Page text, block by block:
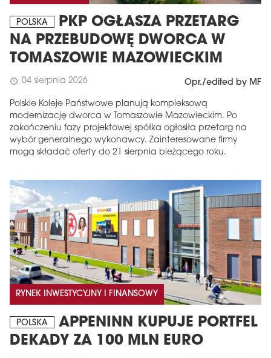
POLSKA
PKP OGŁASZA PRZETARG
NA PRZEBUDOWĘ DWORCA W
TOMASZOWIE MAZOWIECKIM
schedule 04 sierpnia 2026 Opr./edited by MF
Polskie Koleje Państwowe planują kompleksową
modernizację dworca w Tomaszowie Mazowieckim. Po
zakończeniu fazy projektowej spółka ogłosiła przetarg na
wybór generalnego wykonawcy. Zainteresowane firmy
mogą składać oferty do 21 sierpnia bieżącego roku.
RYNEK INWESTYCYJNY I FINANSOWY
POLSKA
APPENINN KUPUJE PORTFEL
DEKADY ZA 100 MLN EURO